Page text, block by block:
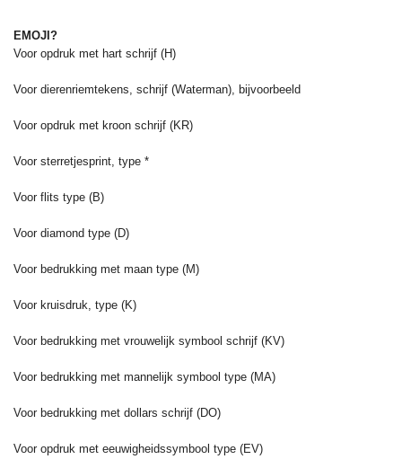
EMOJI?
Voor opdruk met hart schrijf (H)
Voor dierenriemtekens, schrijf (Waterman), bijvoorbeeld
Voor opdruk met kroon schrijf (KR)
Voor sterretjesprint, type *
Voor flits type (B)
Voor diamond type (D)
Voor bedrukking met maan type (M)
Voor kruisdruk, type (K)
Voor bedrukking met vrouwelijk symbool schrijf (KV)
Voor bedrukking met mannelijk symbool type (MA)
Voor bedrukking met dollars schrijf (DO)
Voor opdruk met eeuwigheidssymbool type (EV)